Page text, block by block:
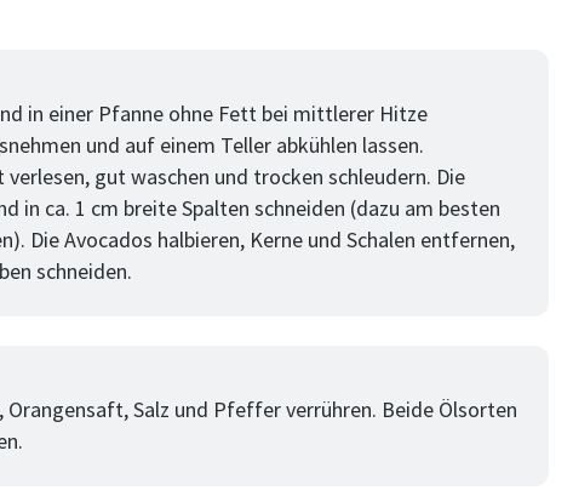
in einer Pfanne ohne Fett bei mittlerer Hitze
und auf einem Teller abkühlen lassen.
verlesen, gut waschen und trocken schleudern. Die
in ca. 1 cm breite Spalten schneiden (dazu am besten
Die Avocados halbieren, Kerne und Schalen entfernen,
schneiden.
Orangensaft, Salz und Pfeffer verrühren. Beide Ölsorten